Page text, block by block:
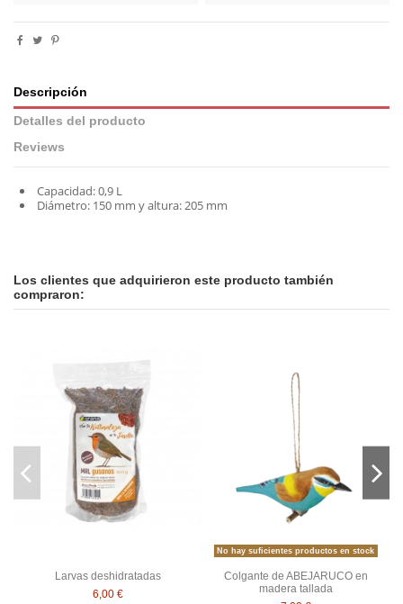
Descripción
Detalles del producto
Reviews
Capacidad: 0,9 L
Diámetro: 150 mm y altura: 205 mm
Los clientes que adquirieron este producto también
compraron:
Larvas deshidratadas
6,00 €
No hay suficientes productos en stock
Colgante de ABEJARUCO en
madera tallada